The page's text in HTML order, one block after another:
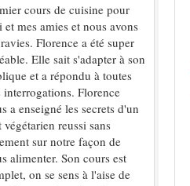
cours de cuisine pour
et mes amies et nous avons
Florence a été super
Elle sait s'adapter à son
et a répondu à toutes
interrogations. Florence
a enseigné les secrets d'un
végétarien reussi sans
sur notre façon de
alimenter. Son cours est
on se sens à l'aise de